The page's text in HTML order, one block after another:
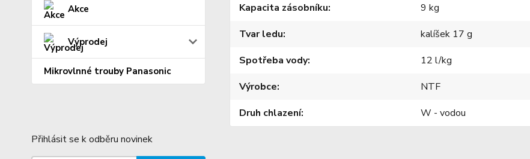
Akce
Výprodej
Mikrovlnné trouby Panasonic
Přihlásit se k odběru novinek
Kapacita zásobníku
9 kg
Tvar ledu
kalíšek 17 g
Spotřeba vody
12 l/kg
Výrobce
NTF
Druh chlazení
W - vodou